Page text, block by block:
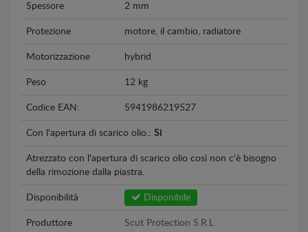
Spessore 2 mm
Protezione motore, il cambio, radiatore
Motorizzazione hybrid
Peso 12 kg
Codice EAN: 5941986219527
Con l'apertura di scarico olio.: Si
Atrezzato con l'apertura di scarico olio così non c'è bisogno
della rimozione dalla piastra.
Disponibilità Disponibile
Produttore Scut Protection S.R.L